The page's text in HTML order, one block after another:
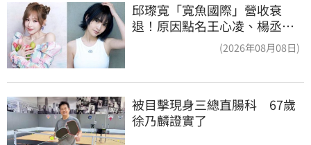
邱瓈寬「寬魚國際」營收衰
退！原因點名王心凌、楊丞琳
(2026年08月08日)
被目擊現身三總直腸科　67歲
徐乃麟證實了